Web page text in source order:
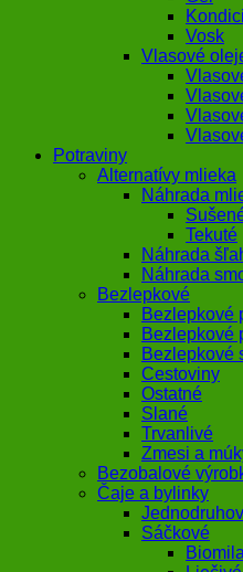
Vosk
Vlasové
Potraviny
Alternatívy mlieka
Náhrada
Tekuté
Náhrada
Náhrada
Bezlepkové
Bezlepkové
Bezlepkové
Bezlepkové
Cestoviny
Ostatné
Slané
Trvanlivé
Zmesi a
Bezobalové
Čaje a bylinky
Sáčkové
Biomila